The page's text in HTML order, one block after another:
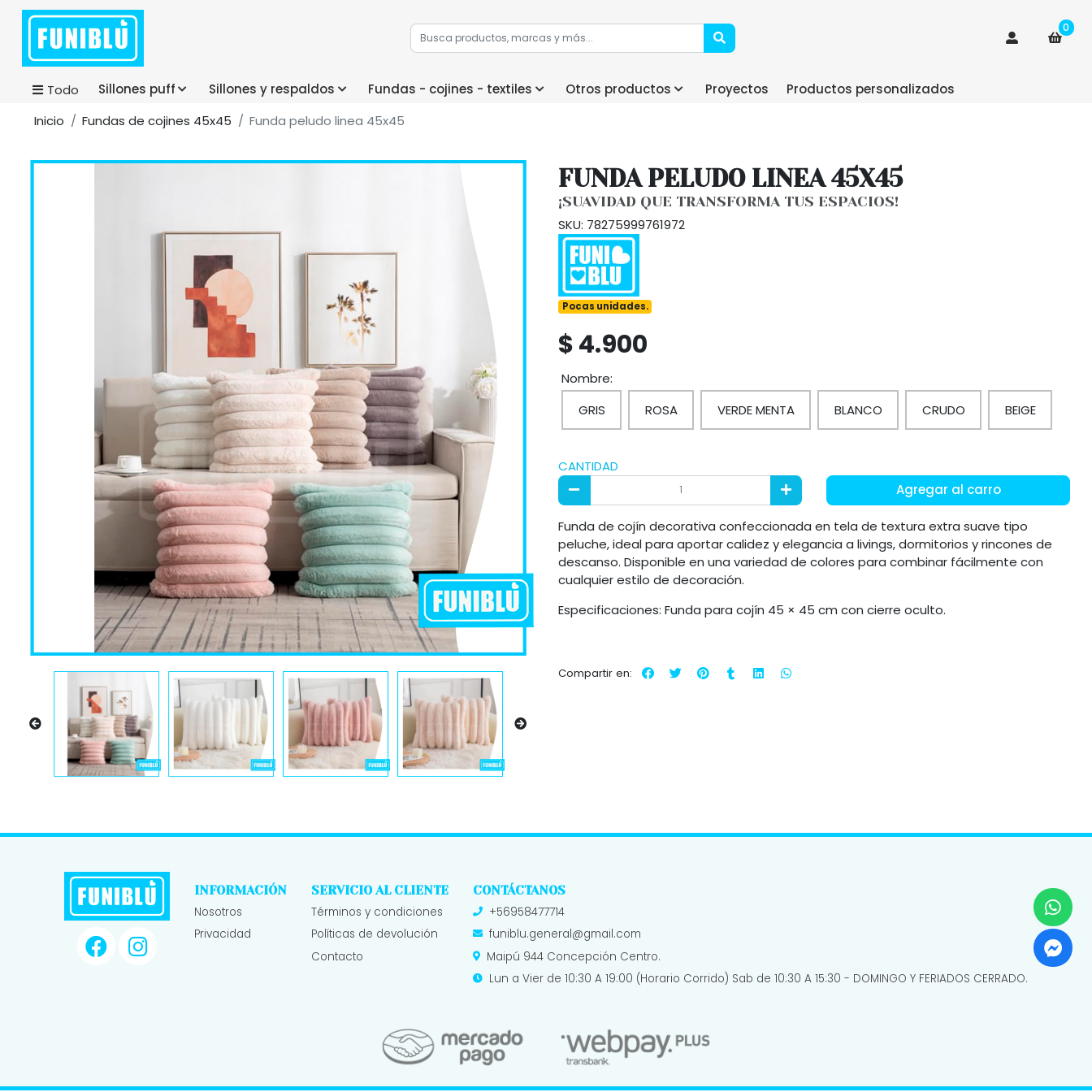
0
Todo Sillones puff Sillones y respaldos Fundas - cojines - textiles Otros productos Proyectos
Productos personalizados
Inicio
Fundas de cojines 45x45 Funda peludo linea 45x45
FUNDA PELUDO LINEA 45X45
¡SUAVIDAD QUE TRANSFORMA TUS ESPACIOS!
SKU: 78275999761972
Pocas unidades.
$ 4.900
Nombre:
GRIS
ROSA VERDE MENTA BLANCO CRUDO BEIGE
CANTIDAD
Agregar al carro
Funda de cojín decorativa confeccionada en tela de textura extra suave tipo
peluche, ideal para aportar calidez y elegancia a livings, dormitorios y rincones de
descanso. Disponible en una variedad de colores para combinar fácilmente con
cualquier estilo de decoración.
Especificaciones: Funda para cojín 45 × 45 cm con cierre oculto.
Compartir en:
INFORMACIÓN
Nosotros
Privacidad
SERVICIO AL CLIENTE
Términos y condiciones
Políticas de devolución
Contacto
CONTÁCTANOS
+56958477714
funiblu.general@gmail.com
Maipú 944 Concepción Centro.
Lun a Vier de 10:30 A 19:00 (Horario Corrido) Sab de 10:30 A 15:30 - DOMINGO Y FERIADOS CERRADO.